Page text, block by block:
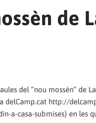
de
del “nou mossèn” de
delCamp.cat http://
a-casa-submises) en les